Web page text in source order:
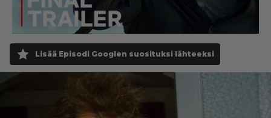
Lisää Episodi Googlen suosituksi lähteeksi